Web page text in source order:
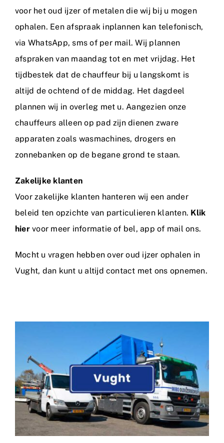
voor het oud ijzer of metalen die wij bij u mogen
ophalen. Een afspraak inplannen kan telefonisch,
via WhatsApp, sms of per mail. Wij plannen
afspraken van maandag tot en met vrijdag. Het
tijdbestek dat de chauffeur bij u langskomt is
altijd de ochtend of de middag. Het dagdeel
plannen wij in overleg met u. Aangezien onze
chauffeurs alleen op pad zijn dienen zware
apparaten zoals wasmachines, drogers en
zonnebanken op de begane grond te staan.
Zakelijke klanten
Voor zakelijke klanten hanteren wij een ander
beleid ten opzichte van particulieren klanten. Klik
hiervoor meer informatie of bel, app of mail ons.
Mocht u vragen hebben over oud ijzer ophalen in
Vught, dan kunt u altijdcontact met ons opnemen.